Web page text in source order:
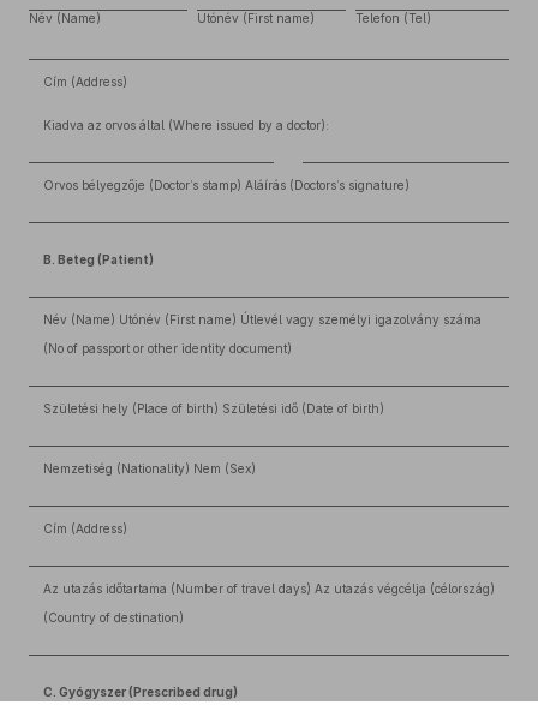
Név (Name) Utónév (First name) Telefon (Tel)
Cím (Address)
Kiadva az orvos által (Where issued by a doctor):
Orvos bélyegzője (Doctor’s stamp) Aláírás (Doctors’s signature)
B. Beteg (Patient)
Név (Name) Utónév (First name) Útlevél vagy személyi igazolvány száma
(No of passport or other identity document)
Születési hely (Place of birth) Születési idő (Date of birth)
Nemzetiség (Nationality) Nem (Sex)
Cím (Address)
Az utazás időtartama (Number of travel days) Az utazás végcélja (célország)
(Country of destination)
C. Gyógyszer (Prescribed drug)